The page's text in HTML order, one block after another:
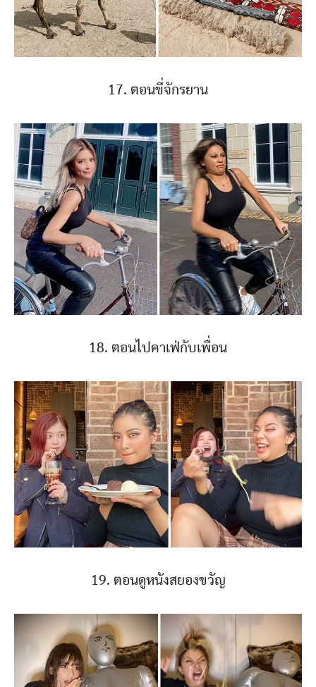
17. ตอนขี่จักรยาน
18. ตอนไปคาเฟ่กับเพื่อน
19. ตอนดูหนังสยองขวัญ